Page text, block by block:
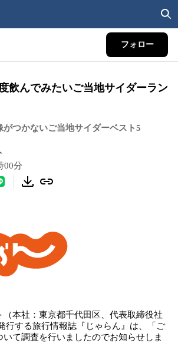
フォロー
飲んでみたいご当地サイダーラン
がつかないご当地サイダーベスト5
00分
（本社：東京都千代田区、代表取締役社
行する旅行情報誌『じゃらん』は、「ご
いて調査を行いましたのでお知らせしま